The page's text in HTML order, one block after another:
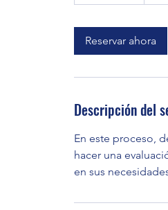
y
Reservar ahora
Descripción del
En este proceso,
hacer una
en sus